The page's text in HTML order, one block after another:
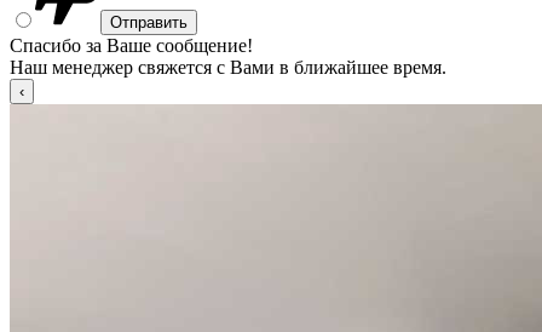
Спасибо за Ваше сообщение!
Наш менеджер свяжется с Вами в ближайшее время.